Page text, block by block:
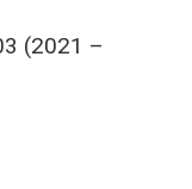
(2021 –